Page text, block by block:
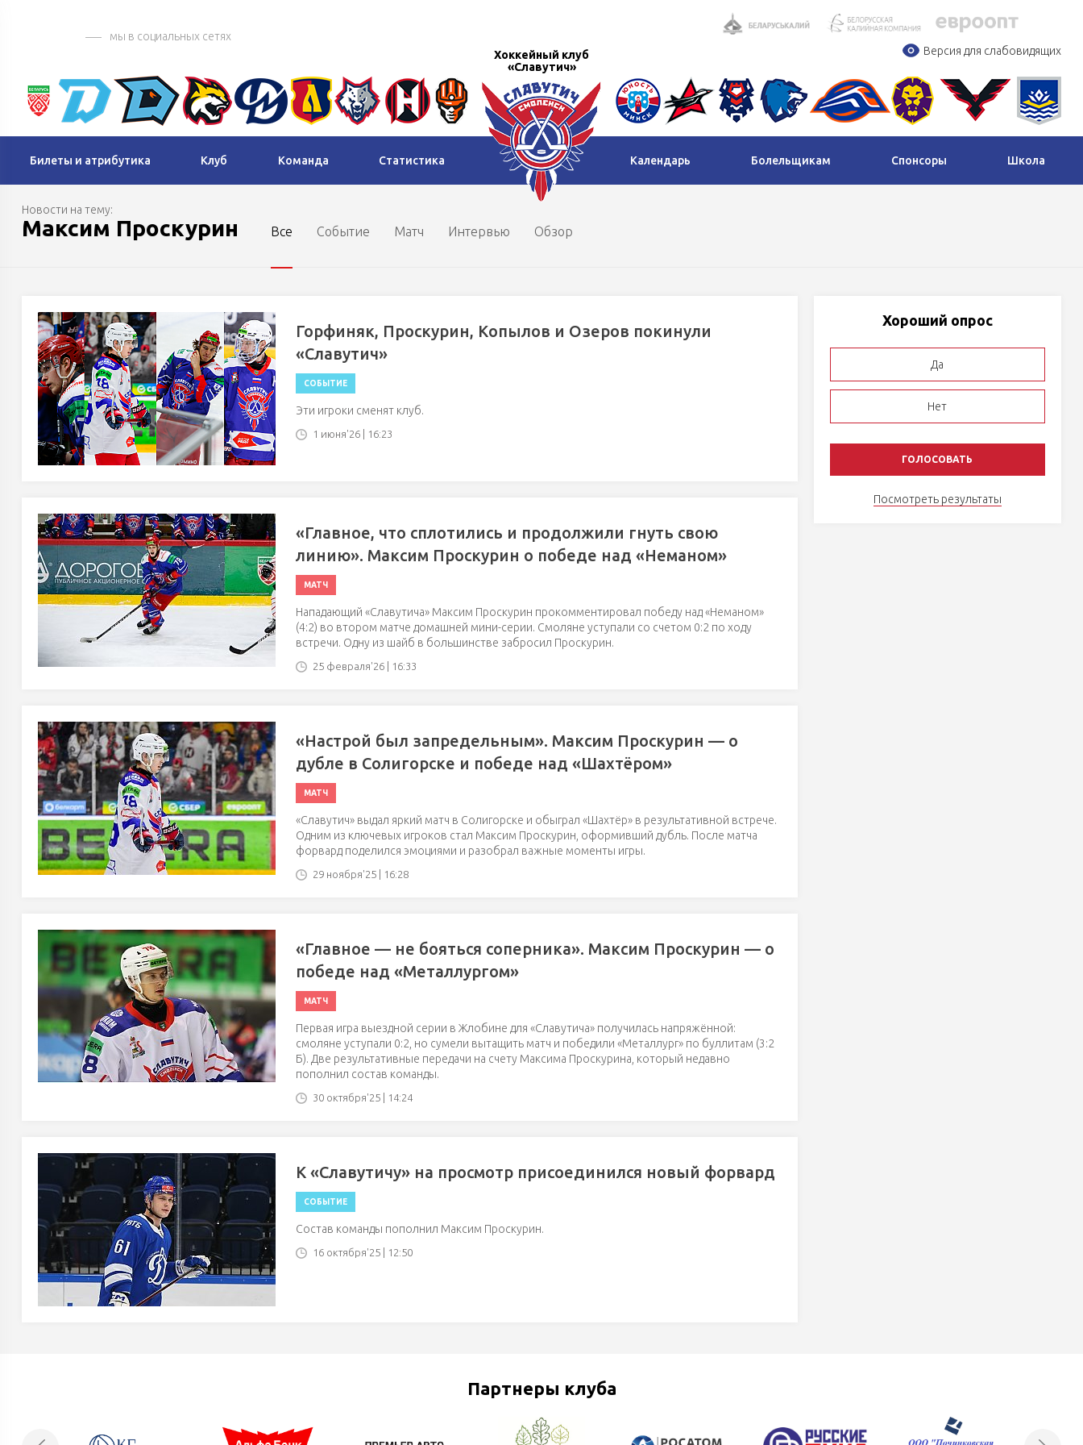
мы в социальных сетях
Версия для слабовидящих
Хоккейный клуб
«Славутич»
Билеты и атрибутика Клуб Команда Статистика Календарь Болельщикам Спонсоры Школа
Максим Проскурин
Новости на тему:
Все Событие Матч Интервью Обзор
Горфиняк, Проскурин, Копылов и Озеров покинули
«Славутич»
СОБЫТИЕ
Эти игроки сменят клуб.
1 июня'26 | 16:23
«Главное, что сплотились и продолжили гнуть свою
линию». Максим Проскурин о победе над «Неманом»
МАТЧ
Нападающий «Славутича» Максим Проскурин прокомментировал победу над «Неманом»
(4:2) во втором матче домашней мини-серии. Смоляне уступали со счетом 0:2 по ходу
встречи. Одну из шайб в большинстве забросил Проскурин.
25 февраля'26 | 16:33
«Настрой был запредельным». Максим Проскурин — о
дубле в Солигорске и победе над «Шахтёром»
МАТЧ
«Славутич» выдал яркий матч в Солигорске и обыграл «Шахтёр» в результативной встрече.
Одним из ключевых игроков стал Максим Проскурин, оформивший дубль. После матча
форвард поделился эмоциями и разобрал важные моменты игры.
29 ноября'25 | 16:28
«Главное — не бояться соперника». Максим Проскурин — о
победе над «Металлургом»
МАТЧ
Первая игра выездной серии в Жлобине для «Славутича» получилась напряжённой:
смоляне уступали 0:2, но сумели вытащить матч и победили «Металлург» по буллитам (3:2
Б). Две результативные передачи на счету Максима Проскурина, который недавно
пополнил состав команды.
30 октября'25 | 14:24
К «Славутичу» на просмотр присоединился новый форвард
СОБЫТИЕ
Состав команды пополнил Максим Проскурин.
16 октября'25 | 12:50
Хороший опрос
Да
Нет
Посмотреть результаты
Партнеры клуба